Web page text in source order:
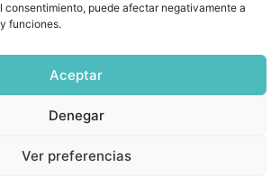
consentimiento, puede afectar negativamente a
funciones.
Aceptar
Denegar
Ver preferencias
|
Política
|Cookies
|Aviso
|SIIF(Canal
|Políticas